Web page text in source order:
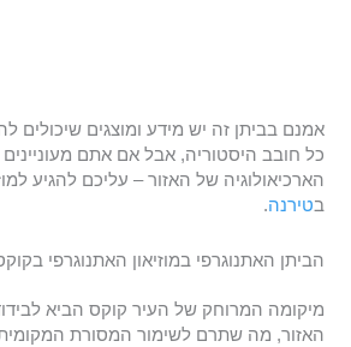
אמנם בביתן זה יש מידע ומוצגים שיכולים
כל חובב היסטוריה, אבל אם אתם
הארכיאולוגיה של האזור – עליכם להגיע
בטירנה.
הביתן האתנוגרפי במוזיאון האתנוגרפי
מיקומה המרוחק של העיר קוקס הביא
האזור, מה שתרם לשימור המסורת